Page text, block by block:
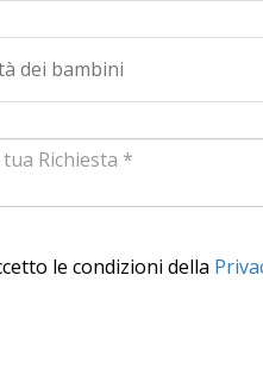
le condizioni della